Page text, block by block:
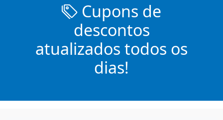
Cupons de
descontos
atualizados todos os
dias!